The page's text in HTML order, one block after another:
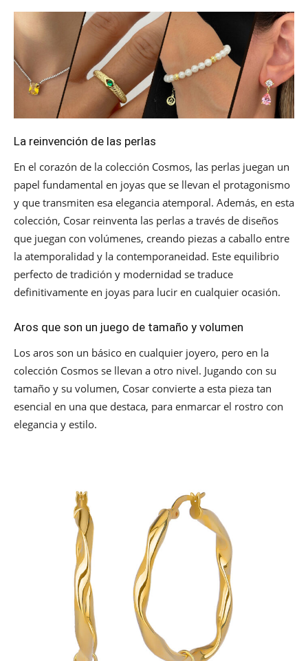
La reinvención de las perlas
En el corazón de la colección Cosmos, las perlas juegan un
papel fundamental en joyas que se llevan el protagonismo
y que transmiten esa elegancia atemporal. Además, en esta
colección, Cosar reinventa las perlas a través de diseños
que juegan con volúmenes, creando piezas a caballo entre
la atemporalidad y la contemporaneidad. Este equilibrio
perfecto de tradición y modernidad se traduce
definitivamente en joyas para lucir en cualquier ocasión.
Aros que son un juego de tamaño y volumen
Los aros son un básico en cualquier joyero, pero en la
colección Cosmos se llevan a otro nivel. Jugando con su
tamaño y su volumen, Cosar convierte a esta pieza tan
esencial en una que destaca, para enmarcar el rostro con
elegancia y estilo.